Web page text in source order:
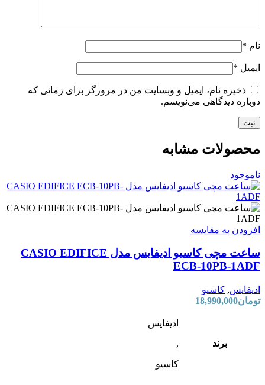
نام *
ایمیل *
ذخیره نام، ایمیل و وبسایت من در مرورگر برای زمانی که
دوباره دیدگاهی می‌نویسم.
محصولات مشابه
ناموجود
افزودن به مقایسه
ساعت مچی کاسیو ادیفایس مدل CASIO EDIFICE
ECB-10PB-1ADF
ادیفایس, کاسیو
تومان18,990,000
برند
ادیفایس
,
کاسیو